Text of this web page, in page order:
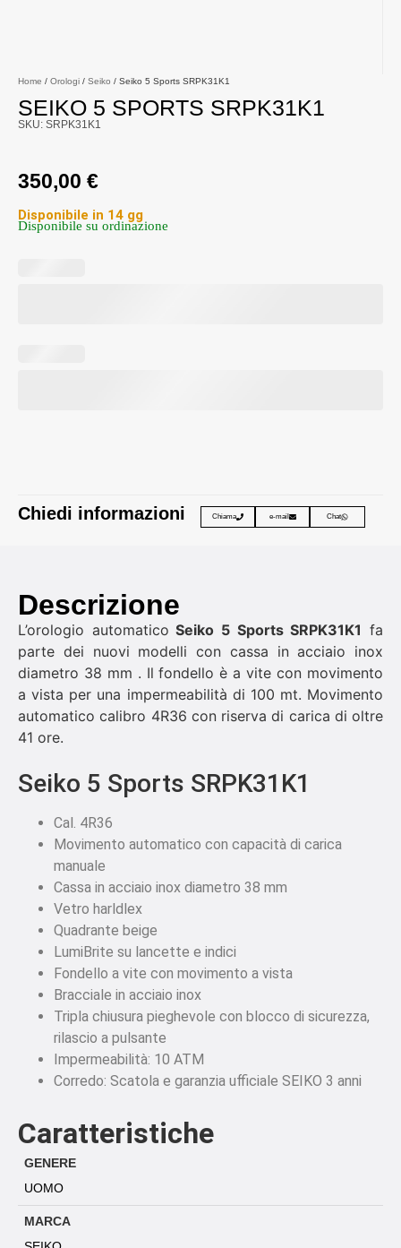
Home / Orologi / Seiko / Seiko 5 Sports SRPK31K1
SEIKO 5 SPORTS SRPK31K1
SKU: SRPK31K1
350,00 €
Disponibile in 14 gg
Disponibile su ordinazione
Chiedi informazioni Chiama e-mail Chat
Descrizione
L’orologio automatico Seiko 5 Sports SRPK31K1 fa
parte dei nuovi modelli con cassa in acciaio inox
diametro 38 mm . Il fondello è a vite con movimento
a vista per una impermeabilità di 100 mt. Movimento
automatico calibro 4R36 con riserva di carica di oltre
41 ore.
Seiko 5 Sports SRPK31K1
Cal. 4R36
Movimento automatico con capacità di carica
manuale
Cassa in acciaio inox diametro 38 mm
Vetro harldlex
Quadrante beige
LumiBrite su lancette e indici
Fondello a vite con movimento a vista
Bracciale in acciaio inox
Tripla chiusura pieghevole con blocco di sicurezza,
rilascio a pulsante
Impermeabilità: 10 ATM
Corredo: Scatola e garanzia ufficiale SEIKO 3 anni
Caratteristiche
GENERE
UOMO
MARCA